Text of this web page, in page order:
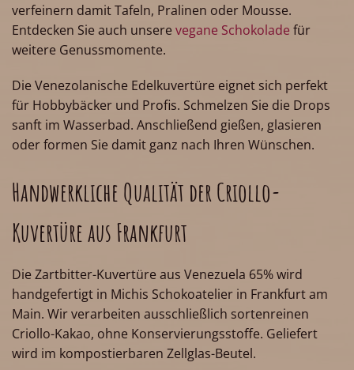
verfeinern damit Tafeln, Pralinen oder Mousse.
Entdecken Sie auch unsere vegane Schokolade für
weitere Genussmomente.
Die Venezolanische Edelkuvertüre eignet sich perfekt
für Hobbybäcker und Profis. Schmelzen Sie die Drops
sanft im Wasserbad. Anschließend gießen, glasieren
oder formen Sie damit ganz nach Ihren Wünschen.
Handwerkliche Qualität der Criollo-
Kuvertüre aus Frankfurt
Die Zartbitter-Kuvertüre aus Venezuela 65% wird
handgefertigt in Michis Schokoatelier in Frankfurt am
Main. Wir verarbeiten ausschließlich sortenreinen
Criollo-Kakao, ohne Konservierungsstoffe. Geliefert
wird im kompostierbaren Zellglas-Beutel.